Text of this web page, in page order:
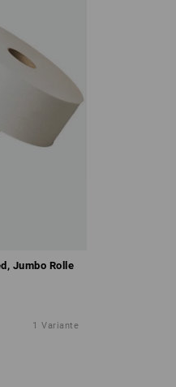
Jumbo Rolle
1 Variante